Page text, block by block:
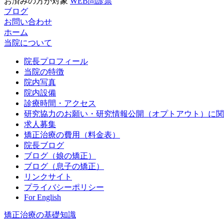
ブログ
お問い合わせ
ホーム
当院について
院長プロフィール
当院の特徴
院内写真
院内設備
診療時間・アクセス
研究協力のお願い・研究情報公開（オプトアウト）に
求人募集
矯正治療の費用（料金表）
院長ブログ
ブログ（娘の矯正）
ブログ（息子の矯正）
リンクサイト
プライバシーポリシー
For English
矯正治療の基礎知識